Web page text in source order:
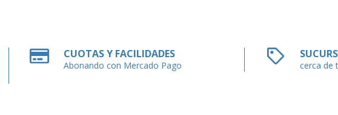
CUOTAS Y FACILIDADES
Abonando con Mercado Pago cerca de